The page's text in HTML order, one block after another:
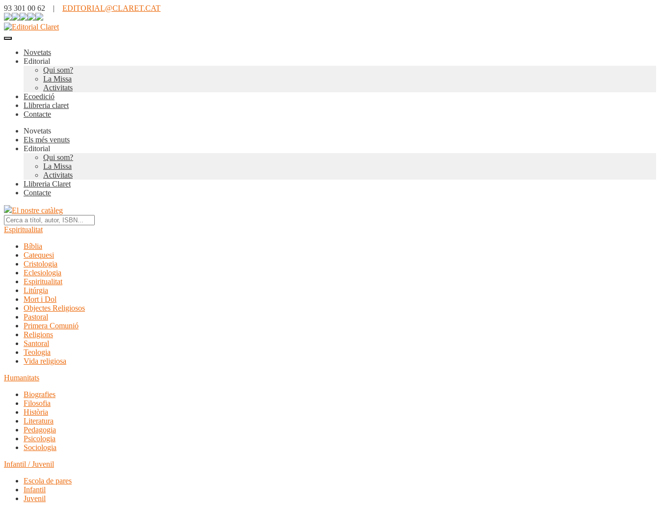
93 301 00 62 | EDITORIAL@CLARET.CAT
Novetats
Editorial
Qui som?
La Missa
Activitats
Ecoedició
Llibreria claret
Contacte
Novetats
Els més venuts
Editorial
Qui som?
La Missa
Activitats
Llibreria Claret
Contacte
El nostre catàleg
Espiritualitat
Bíblia
Catequesi
Cristologia
Eclesiologia
Espiritualitat
Litúrgia
Mort i Dol
Objectes Religiosos
Pastoral
Primera Comunió
Religions
Santoral
Teologia
Vida religiosa
Humanitats
Biografies
Filosofia
Història
Literatura
Pedagogia
Psicologia
Sociologia
Infantil / Juvenil
Escola de pares
Infantil
Juvenil